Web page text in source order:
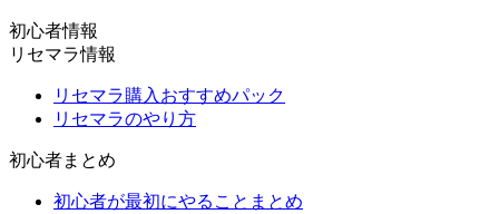
初心者情報
リセマラ情報
リセマラ購入おすすめパック
リセマラのやり方
初心者まとめ
初心者が最初にやることまとめ